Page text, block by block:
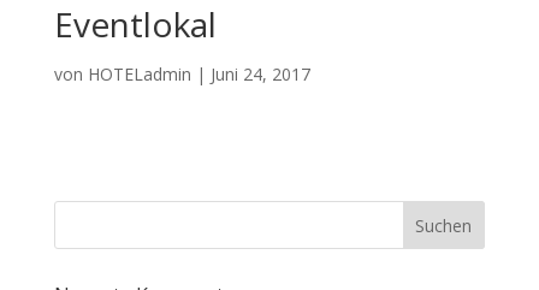
Eventlokal
von HOTELadmin | Juni 24, 2017